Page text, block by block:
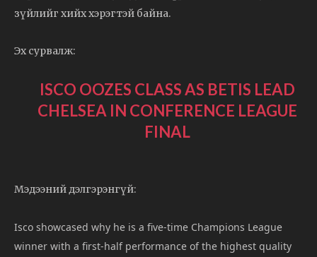
зүйлийг хийх хэрэгтэй байна.
Эх сурвалж:
ISCO OOZES CLASS AS BETIS LEAD
CHELSEA IN CONFERENCE LEAGUE
FINAL
Мэдээний дэлгэрэнгүй:
Isco showcased why he is a five-time Champions League
winner with a first-half performance of the highest quality